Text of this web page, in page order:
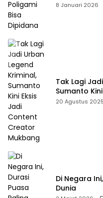
8 Januari 2026
Tak Lagi
Sumanto
Mukbang
20 Agustus 2025
Di Negara
Dunia